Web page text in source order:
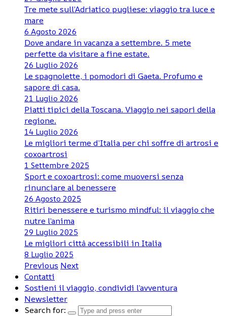
Tre mete sull’Adriatico pugliese: viaggio tra luce e
mare
6 Agosto 2026
Dove andare in vacanza a settembre. 5 mete
perfette da visitare a fine estate.
26 Luglio 2026
Le spagnolette, i pomodori di Gaeta. Profumo e
sapore di casa.
21 Luglio 2026
Piatti tipici della Toscana. Viaggio nei sapori della
regione.
14 Luglio 2026
Le migliori terme d’Italia per chi soffre di artrosi e
coxoartrosi
1 Settembre 2025
Sport e coxoartrosi: come muoversi senza
rinunciare al benessere
26 Agosto 2025
Ritiri benessere e turismo mindful: il viaggio che
nutre l’anima
29 Luglio 2025
Le migliori città accessibili in Italia
8 Luglio 2025
Previous Next
Contatti
Sostieni il viaggio, condividi l’avventura
Newsletter
Search for: